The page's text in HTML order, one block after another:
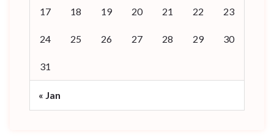
17 18 19 20 21 22 23
24 25 26 27 28 29 30
31
« Jan